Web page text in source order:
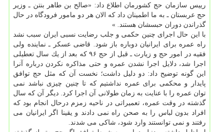
رییس سازمان حج كشورمان اطلاع داد: «صالح بن طاهر بنتن ـ وزیر
حج عربستان ـ به ما اطمینان داد كه الان هر دو مامور فرودگاه در حال
گذراندن دوران حبسشان هستند. »
با این حال اجرای چنین حكمی و جلب رضایت نسبی ایران سبب نشد
راه عمره برای ایرانیان دوباره باز شود. قاضی عسكر ـ نماینده ولی
فقیه در امور حج و زیارت ـ قبل از حج ۹۶ كه بعد از یك سال تعطیلی
اجرا شد، دلایل اجرا نشدن عمره و حتی مذاكره نكردن درباره آنرا
این گونه توضیح داد: دو دلیل داشت؛ نخست آن كه مثل حج توافق
پایدار و محكمی برای عمره نداشتیم كه تا چنین چیزی نباشد نمی
توان عمره را با عنایت به زمان طولانی آن اجرا كرد. دیگر آن كه سال
گذشته در وقت عمره، تعمیراتی در ناحیه زمزم درحال انجام بود كه
افراد بدون لباس را به صحن راه نمی دادند و یقینا اگر ایرانیان می
رفتند و نمی توانستند وارد شود، شاكی می شدند.